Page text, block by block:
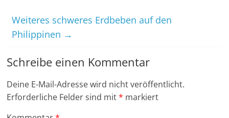
Weiteres schweres Erdbeben auf den
Philippinen →
Schreibe einen Kommentar
Deine E-Mail-Adresse wird nicht veröffentlicht.
Erforderliche Felder sind mit* markiert